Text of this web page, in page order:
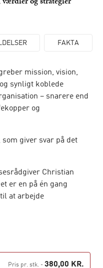
FAKTA
mission, vision,
synligt koblede
– snarere end
og
giver svar på det
Christian
er en på én gang
at arbejde
leder formulerer og
så begge dele kan
for, hvad du og dine
Pris pr. stk.- 380,00 KR.